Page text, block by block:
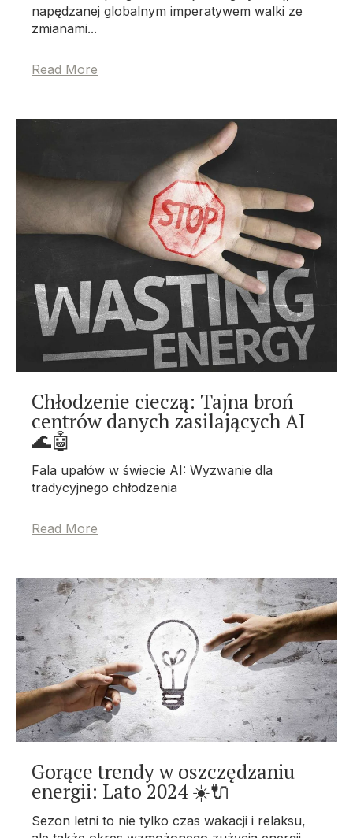
napędzanej globalnym imperatywem walki ze
zmianami...
Read More
Chłodzenie cieczą: Tajna broń
centrów danych zasilających AI
🌊🤖
Fala upałów w świecie AI: Wyzwanie dla
tradycyjnego chłodzenia
Read More
Gorące trendy w oszczędzaniu
energii: Lato 2024 ☀️🔌
Sezon letni to nie tylko czas wakacji i relaksu,